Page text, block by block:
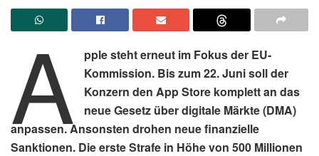
A
pple steht erneut im Fokus der EU-
Kommission. Bis zum 22. Juni soll der
Konzern den App Store komplett an das
neue Gesetz über digitale Märkte (DMA)
anpassen. Ansonsten drohen neue finanzielle
Sanktionen. Die erste Strafe in Höhe von 500 Millionen